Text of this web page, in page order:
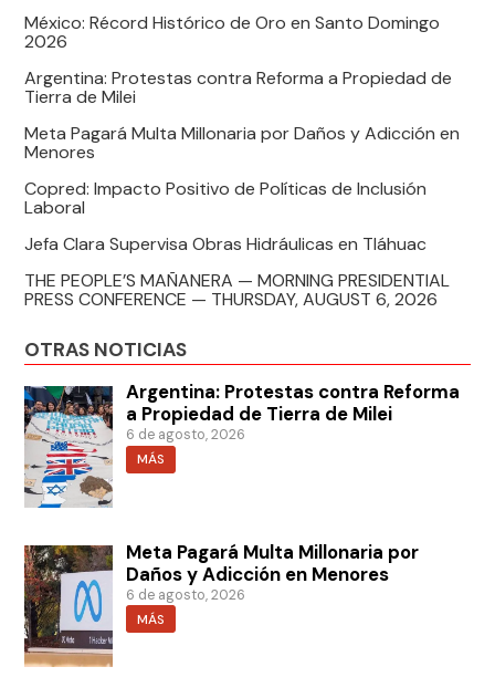
México: Récord Histórico de Oro en Santo Domingo
2026
Argentina: Protestas contra Reforma a Propiedad de
Tierra de Milei
Meta Pagará Multa Millonaria por Daños y Adicción en
Menores
Copred: Impacto Positivo de Políticas de Inclusión
Laboral
Jefa Clara Supervisa Obras Hidráulicas en Tláhuac
THE PEOPLE’S MAÑANERA — MORNING PRESIDENTIAL
PRESS CONFERENCE — THURSDAY, AUGUST 6, 2026
OTRAS NOTICIAS
Argentina: Protestas contra Reforma
a Propiedad de Tierra de Milei
6 de agosto, 2026
MÁS
Meta Pagará Multa Millonaria por
Daños y Adicción en Menores
6 de agosto, 2026
MÁS